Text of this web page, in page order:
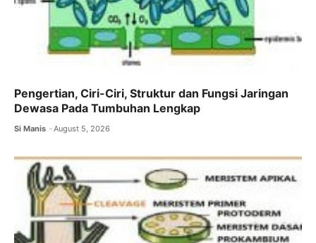
Pengertian, Ciri-Ciri, Struktur dan Fungsi Jaringan
Dewasa Pada Tumbuhan Lengkap
Si Manis August 5, 2026